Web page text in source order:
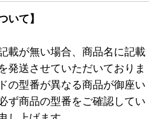
いて】
載が無い場合、商品名に記載
発送させていただいておりま
の型番が異なる商品が御座い
ず商品の型番をご確認してい